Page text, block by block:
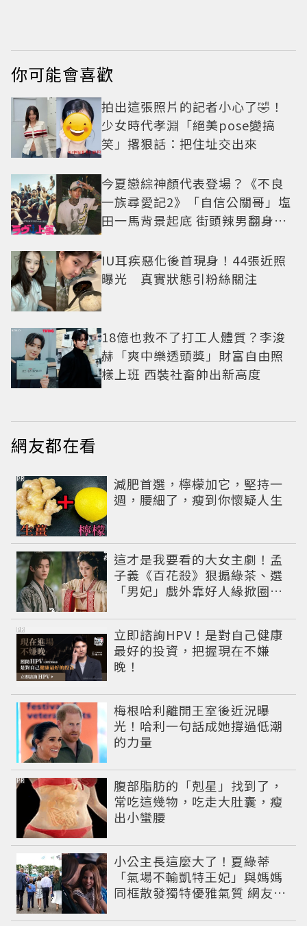
你可能會喜歡
拍出這張照片的記者小心了🤣！
少女時代孝淵「絕美pose變搞
笑」撂狠話：把住址交出來
今夏戀綜神顏代表登場？《不良
一族尋愛記2》「自信公關哥」塩
田一馬背景起底 街頭辣男翻身當
IU耳疾惡化後首現身！44張近照
曝光 真實狀態引粉絲關注
18億也救不了打工人體質？李浚
赫「爽中樂透頭獎」財富自由照
樣上班 西裝社畜帥出新高度
網友都在看
減肥首選，檸檬加它，堅持一
週，腰細了，瘦到你懷疑人生
PR
這才是我要看的大女主劇！孟
子義《百花殺》狠搧綠茶、選
「男妃」戲外靠好人緣掀圈內
立即諮詢HPV！是對自己健康
最好的投資，把握現在不嫌
晚！
PR
梅根哈利離開王室後近況曝
光！哈利一句話成她撐過低潮
的力量
腹部脂肪的「剋星」找到了，
常吃這幾物，吃走大肚囊，瘦
出小蠻腰
PR
小公主長這麼大了！夏綠蒂
「氣場不輸凱特王妃」與媽媽
同框散發獨特優雅氣質 網友狂